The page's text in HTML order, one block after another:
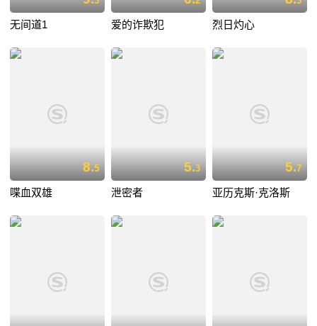
无间道1 爱的诈欺犯 烈日灼心
8.5
喋血双雄
5.3
泄密者
5.7
亚历克斯·克洛斯